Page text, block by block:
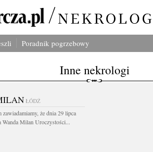
Poradnik pogrzebowy
Inne nekrologi
ŁÓDŹ
zawiadamiamy, że dnia 29 lipca
Wanda Milan Uroczystości...